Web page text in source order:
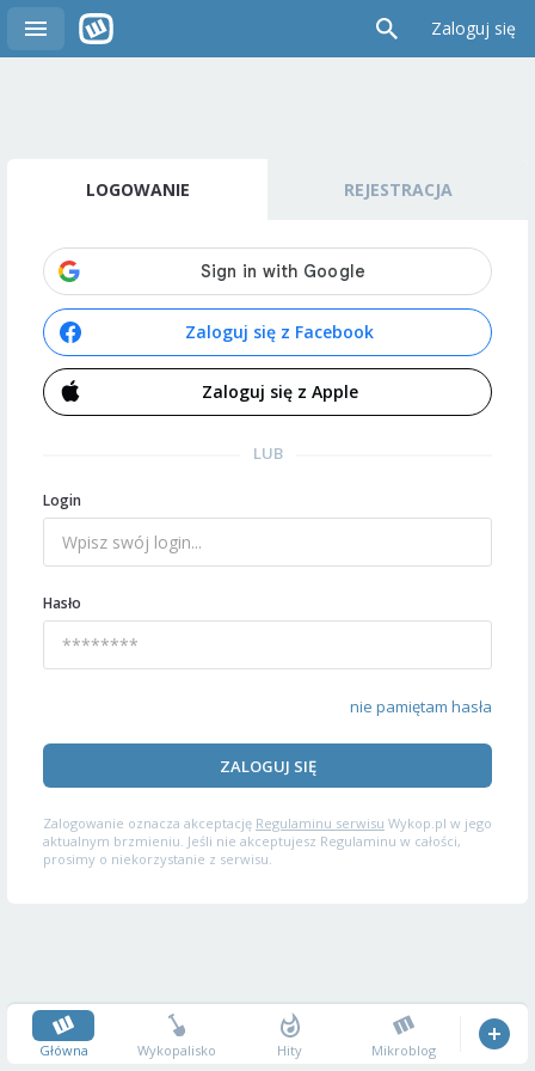
Zaloguj się
LOGOWANIE REJESTRACJA
Zaloguj się z Facebook
Zaloguj się z Apple
LUB
Login
Hasło
nie pamiętam hasła
ZALOGUJ SIĘ
Zalogowanie oznacza akceptację Regulaminu serwisu Wykop.pl w jego
aktualnym brzmieniu. Jeśli nie akceptujesz Regulaminu w całości,
prosimy o niekorzystanie z serwisu.
Główna Wykopalisko Hity Mikroblog